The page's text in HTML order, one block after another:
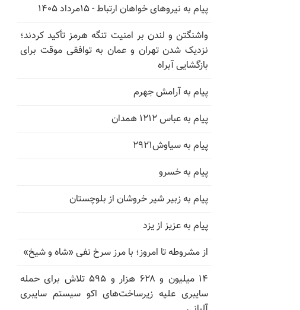
پیام به نیروهای خواهان ارتباط - ۱۵مرداد ۱۴۰۵
واشنگتن و لندن بر امنیت تنگه هرمز تأکید کردند؛
نزدیک شدن تهران و عمان به توافقی موقت برای
بازگشایی آبراه
پیام به آرامش جهرم
پیام به عباس ۱۲۱۲ همدان
پیام به سیاوش۲۹۲۱
پیام به خسرو
پیام به زبیر شیر خروشان از بلوچستان
پیام به عزیز از یزد
از مشروطه تا امروز؛ با مرز سرخ نفی «شاه و شیخ»
۱۴ میلیون و ۶۲۸ هزار و ۵۹۵ تلاش برای حمله
سایبری علیه زیرساخت‌های اکو سیستم سایبری